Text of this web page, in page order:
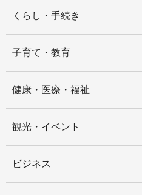
くらし・手続き
子育て・教育
健康・医療・福祉
観光・イベント
ビジネス